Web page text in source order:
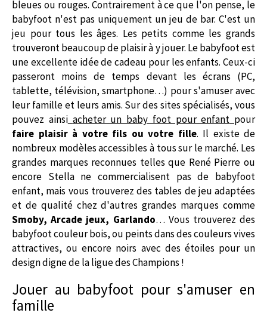
bleues ou rouges. Contrairement à ce que l'on pense, le
babyfoot n'est pas uniquement un jeu de bar. C'est un
jeu pour tous les âges. Les petits comme les grands
trouveront beaucoup de plaisir à y jouer. Le babyfoot est
une excellente idée de cadeau pour les enfants. Ceux-ci
passeront moins de temps devant les écrans (PC,
tablette, télévision, smartphone…) pour s'amuser avec
leur famille et leurs amis. Sur des sites spécialisés, vous
pouvez ainsi acheter un baby foot pour enfant pour
faire plaisir à votre fils ou votre fille. Il existe de
nombreux modèles accessibles à tous sur le marché. Les
grandes marques reconnues telles que René Pierre ou
encore Stella ne commercialisent pas de babyfoot
enfant, mais vous trouverez des tables de jeu adaptées
et de qualité chez d'autres grandes marques comme
Smoby, Arcade jeux, Garlando… Vous trouverez des
babyfoot couleur bois, ou peints dans des couleurs vives
attractives, ou encore noirs avec des étoiles pour un
design digne de la ligue des Champions !
Jouer au babyfoot pour s'amuser en
famille